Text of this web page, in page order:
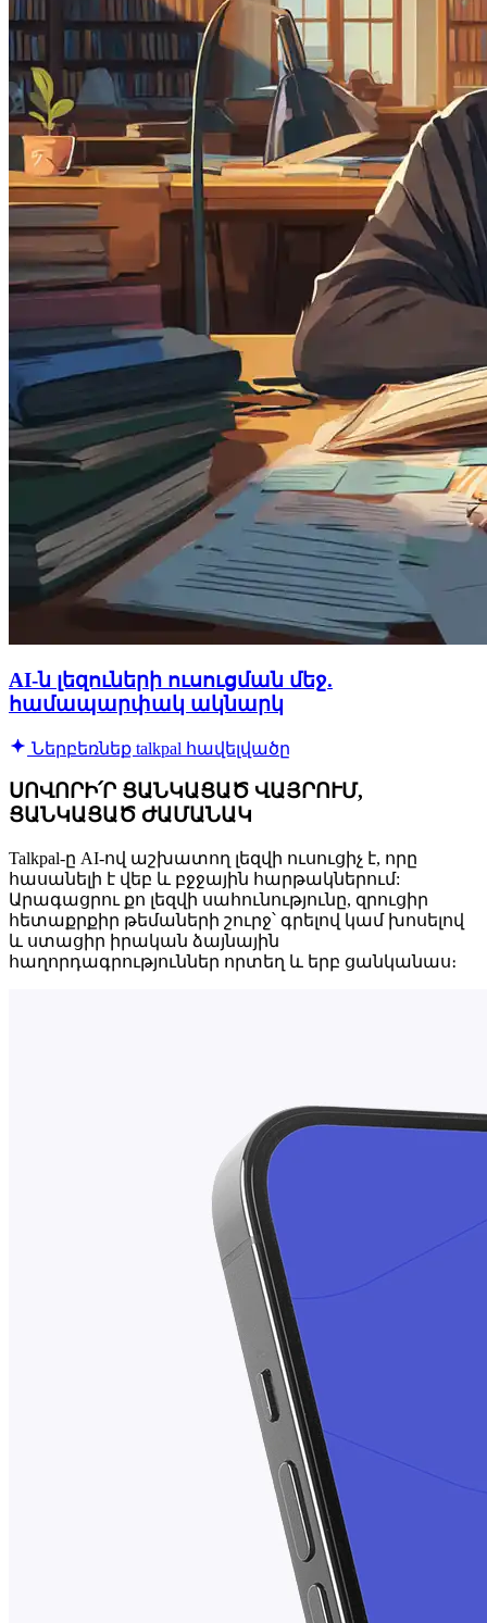
AI-ն լեզուների ուսուցման մեջ.
համապարփակ ակնարկ
Ներբեռնեք talkpal հավելվածը
ՍՈՎՈՐԻ՛Ր ՑԱՆԿԱՑԱԾ ՎԱՅՐՈՒՄ,
ՑԱՆԿԱՑԱԾ ԺԱՄԱՆԱԿ
Talkpal-ը AI-ով աշխատող լեզվի ուսուցիչ է, որը
հասանելի է վեբ և բջջային հարթակներում:
Արագացրու քո լեզվի սահունությունը, զրուցիր
հետաքրքիր թեմաների շուրջ՝ գրելով կամ խոսելով
և ստացիր իրական ձայնային
հաղորդագրություններ որտեղ և երբ ցանկանաս։